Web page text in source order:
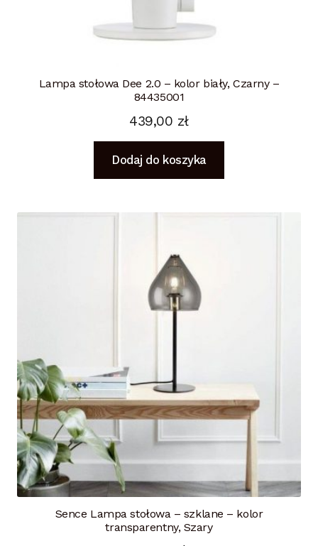
Lampa stołowa Dee 2.0 – kolor biały, Czarny –
84435001
439,00 zł
Dodaj do koszyka
Sence Lampa stołowa – szklane – kolor
transparentny, Szary